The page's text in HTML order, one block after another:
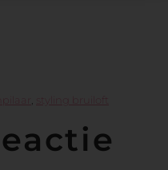
styling bruiloft